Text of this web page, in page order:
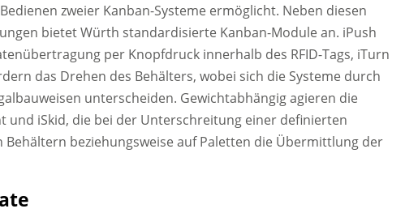
zweier Kanban-Systeme ermöglicht. Neben diesen
bietet Würth standardisierte Kanban-Module an. iPush
per Knopfdruck innerhalb des RFID-Tags, iTurn
das Drehen des Behälters, wobei sich die Systeme durch
unterscheiden. Gewichtabhängig agieren die
und iSkid, die bei der Unterschreitung einer definierten
Behältern beziehungsweise auf Paletten die Übermittlung der